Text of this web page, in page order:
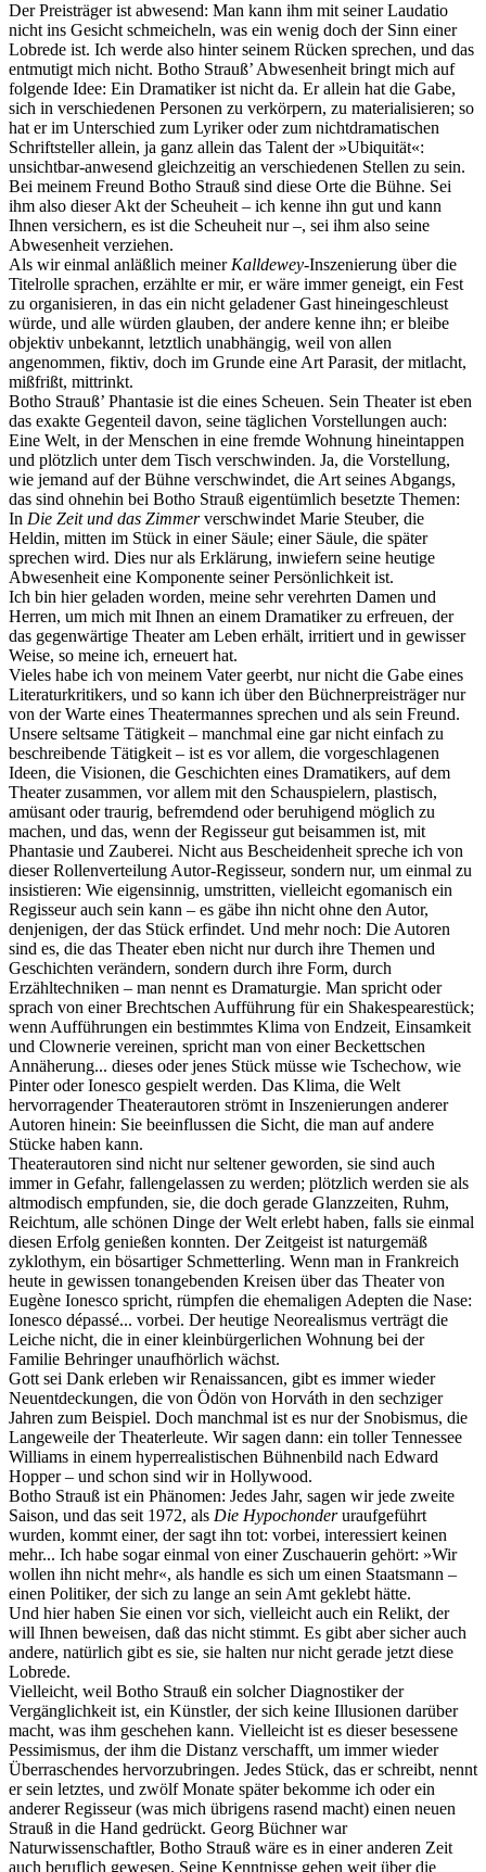
Der Preisträger ist abwesend: Man kann ihm mit seiner Laudatio
nicht ins Gesicht schmeicheln, was ein wenig doch der Sinn einer
Lobrede ist. Ich werde also hinter seinem Rücken sprechen, und das
entmutigt mich nicht. Botho Strauß’ Abwesenheit bringt mich auf
folgende Idee: Ein Dramatiker ist nicht da. Er allein hat die Gabe,
sich in verschiedenen Personen zu verkörpern, zu materialisieren; so
hat er im Unterschied zum Lyriker oder zum nichtdramatischen
Schriftsteller allein, ja ganz allein das Talent der »Ubiquität«:
unsichtbar-anwesend gleichzeitig an verschiedenen Stellen zu sein.
Bei meinem Freund Botho Strauß sind diese Orte die Bühne. Sei
ihm also dieser Akt der Scheuheit – ich kenne ihn gut und kann
Ihnen versichern, es ist die Scheuheit nur –, sei ihm also seine
Abwesenheit verziehen.
Als wir einmal anläßlich meinerKalldewey-Inszenierung über die
Titelrolle sprachen, erzählte er mir, er wäre immer geneigt, ein Fest
zu organisieren, in das ein nicht geladener Gast hineingeschleust
würde, und alle würden glauben, der andere kenne ihn; er bleibe
objektiv unbekannt, letztlich unabhängig, weil von allen
angenommen, fiktiv, doch im Grunde eine Art Parasit, der mitlacht,
mißfrißt, mittrinkt.
Botho Strauß’ Phantasie ist die eines Scheuen. Sein Theater ist eben
das exakte Gegenteil davon, seine täglichen Vorstellungen auch:
Eine Welt, in der Menschen in eine fremde Wohnung hineintappen
und plötzlich unter dem Tisch verschwinden. Ja, die Vorstellung,
wie jemand auf der Bühne verschwindet, die Art seines Abgangs,
das sind ohnehin bei Botho Strauß eigentümlich besetzte Themen:
In Die Zeit und das Zimmerverschwindet Marie Steuber, die
Heldin, mitten im Stück in einer Säule; einer Säule, die später
sprechen wird. Dies nur als Erklärung, inwiefern seine heutige
Abwesenheit eine Komponente seiner Persönlichkeit ist.
Ich bin hier geladen worden, meine sehr verehrten Damen und
Herren, um mich mit Ihnen an einem Dramatiker zu erfreuen, der
das gegenwärtige Theater am Leben erhält, irritiert und in gewisser
Weise, so meine ich, erneuert hat.
Vieles habe ich von meinem Vater geerbt, nur nicht die Gabe eines
Literaturkritikers, und so kann ich über den Büchnerpreisträger nur
von der Warte eines Theatermannes sprechen und als sein Freund.
Unsere seltsame Tätigkeit – manchmal eine gar nicht einfach zu
beschreibende Tätigkeit – ist es vor allem, die vorgeschlagenen
Ideen, die Visionen, die Geschichten eines Dramatikers, auf dem
Theater zusammen, vor allem mit den Schauspielern, plastisch,
amüsant oder traurig, befremdend oder beruhigend möglich zu
machen, und das, wenn der Regisseur gut beisammen ist, mit
Phantasie und Zauberei. Nicht aus Bescheidenheit spreche ich von
dieser Rollenverteilung Autor-Regisseur, sondern nur, um einmal zu
insistieren: Wie eigensinnig, umstritten, vielleicht egomanisch ein
Regisseur auch sein kann – es gäbe ihn nicht ohne den Autor,
denjenigen, der das Stück erfindet. Und mehr noch: Die Autoren
sind es, die das Theater eben nicht nur durch ihre Themen und
Geschichten verändern, sondern durch ihre Form, durch
Erzähltechniken – man nennt es Dramaturgie. Man spricht oder
sprach von einer Brechtschen Aufführung für ein Shakespearestück;
wenn Aufführungen ein bestimmtes Klima von Endzeit, Einsamkeit
und Clownerie vereinen, spricht man von einer Beckettschen
Annäherung... dieses oder jenes Stück müsse wie Tschechow, wie
Pinter oder Ionesco gespielt werden. Das Klima, die Welt
hervorragender Theaterautoren strömt in Inszenierungen anderer
Autoren hinein: Sie beeinflussen die Sicht, die man auf andere
Stücke haben kann.
Theaterautoren sind nicht nur seltener geworden, sie sind auch
immer in Gefahr, fallengelassen zu werden; plötzlich werden sie als
altmodisch empfunden, sie, die doch gerade Glanzzeiten, Ruhm,
Reichtum, alle schönen Dinge der Welt erlebt haben, falls sie einmal
diesen Erfolg genießen konnten. Der Zeitgeist ist naturgemäß
zyklothym, ein bösartiger Schmetterling. Wenn man in Frankreich
heute in gewissen tonangebenden Kreisen über das Theater von
Eugène Ionesco spricht, rümpfen die ehemaligen Adepten die Nase:
Ionesco dépassé... vorbei. Der heutige Neorealismus verträgt die
Leiche nicht, die in einer kleinbürgerlichen Wohnung bei der
Familie Behringer unaufhörlich wächst.
Gott sei Dank erleben wir Renaissancen, gibt es immer wieder
Neuentdeckungen, die von Ödön von Horváth in den sechziger
Jahren zum Beispiel. Doch manchmal ist es nur der Snobismus, die
Langeweile der Theaterleute. Wir sagen dann: ein toller Tennessee
Williams in einem hyperrealistischen Bühnenbild nach Edward
Hopper – und schon sind wir in Hollywood.
Botho Strauß ist ein Phänomen: Jedes Jahr, sagen wir jede zweite
Saison, und das seit 1972, als Die Hypochonderuraufgeführt
wurden, kommt einer, der sagt ihn tot: vorbei, interessiert keinen
mehr... Ich habe sogar einmal von einer Zuschauerin gehört: »Wir
wollen ihn nicht mehr«, als handle es sich um einen Staatsmann –
einen Politiker, der sich zu lange an sein Amt geklebt hätte.
Und hier haben Sie einen vor sich, vielleicht auch ein Relikt, der
will Ihnen beweisen, daß das nicht stimmt. Es gibt aber sicher auch
andere, natürlich gibt es sie, sie halten nur nicht gerade jetzt diese
Lobrede.
Vielleicht, weil Botho Strauß ein solcher Diagnostiker der
Vergänglichkeit ist, ein Künstler, der sich keine Illusionen darüber
macht, was ihm geschehen kann. Vielleicht ist es dieser besessene
Pessimismus, der ihm die Distanz verschafft, um immer wieder
Überraschendes hervorzubringen. Jedes Stück, das er schreibt, nennt
er sein letztes, und zwölf Monate später bekomme ich oder ein
anderer Regisseur (was mich übrigens rasend macht) einen neuen
Strauß in die Hand gedrückt. Georg Büchner war
Naturwissenschaftler, Botho Strauß wäre es in einer anderen Zeit
auch beruflich gewesen. Seine Kenntnisse gehen weit über die